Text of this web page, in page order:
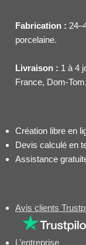
Fabrication :
porcelaine.
Livraison : 1 à 4
France, Dom-
Création libre en
Devis calculé en
Assistance
Avis clients
L’entreprise